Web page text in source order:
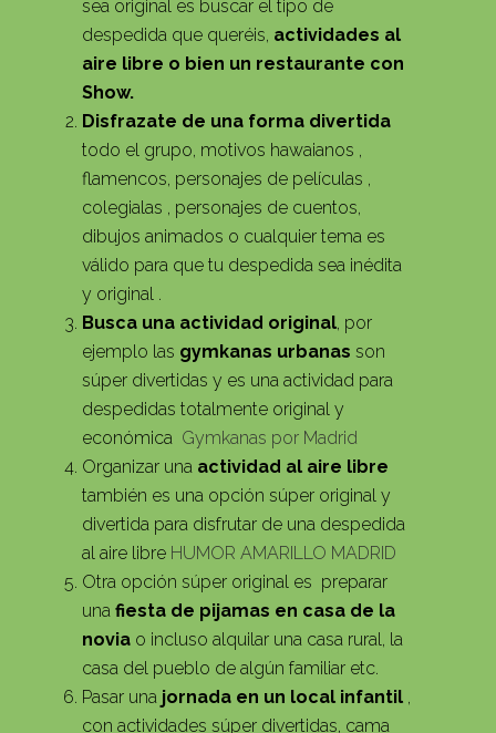
sea original es buscar el tipo de
despedida que queréis, actividades al
aire libre o bien un restaurante con
Show.
Disfrazate de una forma divertida
todo el grupo, motivos hawaianos ,
flamencos, personajes de películas ,
colegialas , personajes de cuentos,
dibujos animados o cualquier tema es
válido para que tu despedida sea inédita
y original .
Busca una actividad original, por
ejemplo las gymkanas urbanas son
súper divertidas y es una actividad para
despedidas totalmente original y
económica Gymkanas por Madrid
Organizar una actividad al aire libre
también es una opción súper original y
divertida para disfrutar de una despedida
al aire libre HUMOR AMARILLO MADRID
Otra opción súper original es preparar
una fiesta de pijamas en casa de la
novia o incluso alquilar una casa rural, la
casa del pueblo de algún familiar etc.
Pasar una jornada en un local infantil ,
con actividades súper divertidas, cama